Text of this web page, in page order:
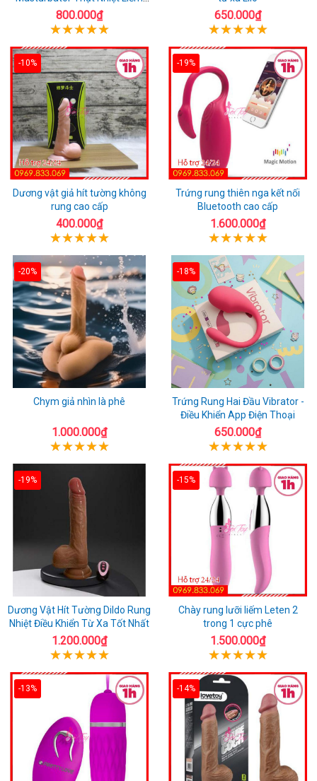
Rung
800.000₫ 650.000₫
-10%
Dương vật giả hít tường không
rung cao cấp
400.000₫
-19%
Trứng rung thiên nga kết nối
Bluetooth cao cấp
1.600.000₫
-20%
Chym giả nhìn là phê
1.000.000₫
-18%
Trứng Rung Hai Đầu Vibrator -
Điều Khiển App Điện Thoại
650.000₫
-19%
Dương Vật Hít Tường Dildo Rung
Nhiệt Điều Khiển Từ Xa Tốt Nhất
1.200.000₫
-15%
Chày rung lưỡi liếm Leten 2
trong 1 cực phê
1.500.000₫
-13% -14%